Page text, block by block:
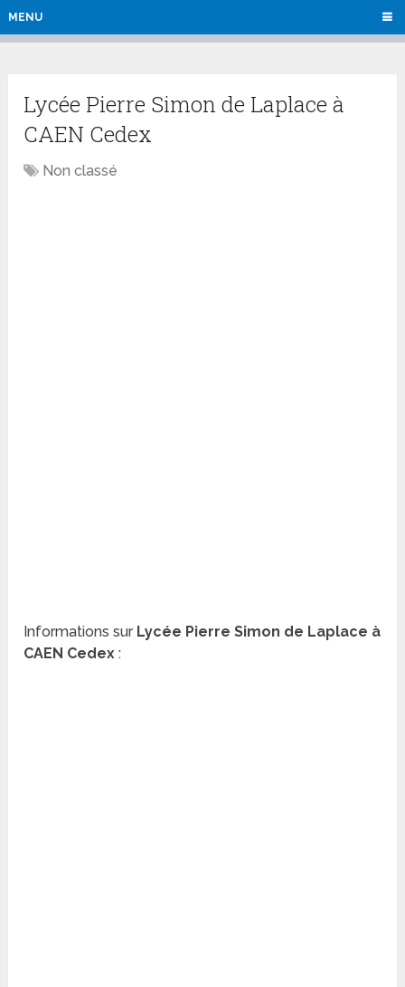
MENU
Lycée Pierre Simon de Laplace à
CAEN Cedex
Non classé
Informations sur Lycée Pierre Simon de Laplace à
CAEN Cedex :